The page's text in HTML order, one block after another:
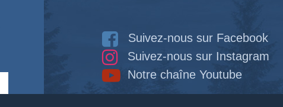
Suivez-nous sur Facebook
Suivez-nous sur Instagram
Notre chaîne Youtube